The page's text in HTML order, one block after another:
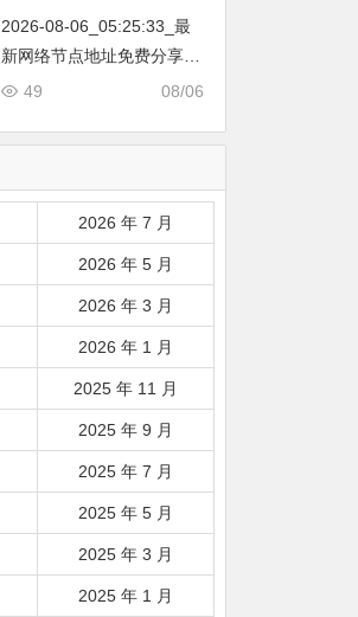
韩国|新加坡|台湾|马来西亚|
…
2026-08-06_05:25:33_最
新网络节点地址免费分享…
不定期更新…开放免费分享
韩国|新加坡|台湾|马来西亚|
08/06
49
2026 年 7 月
2026 年 5 月
2026 年 3 月
2026 年 1 月
2025 年 11 月
2025 年 9 月
2025 年 7 月
2025 年 5 月
2025 年 3 月
2025 年 1 月